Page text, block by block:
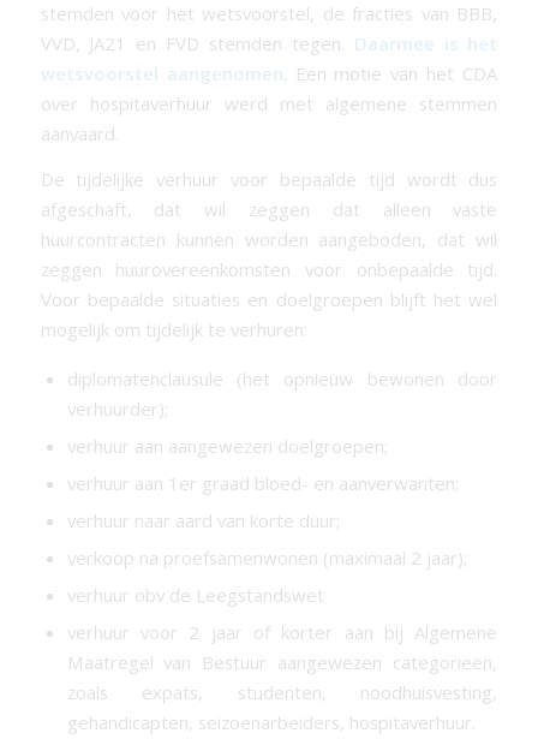
stemden voor het wetsvoorstel, de fracties van BBB,
VVD, JA21 en FVD stemden tegen. Daarmee is het
wetsvoorstel aangenomen. Een motie van het CDA
over hospitaverhuur werd met algemene stemmen
aanvaard.
De tijdelijke verhuur voor bepaalde tijd wordt dus
afgeschaft, dat wil zeggen dat alleen vaste
huurcontracten kunnen worden aangeboden, dat wil
zeggen huurovereenkomsten voor onbepaalde tijd.
Voor bepaalde situaties en doelgroepen blijft het wel
mogelijk om tijdelijk te verhuren:
diplomatenclausule (het opnieuw bewonen door
verhuurder);
verhuur aan aangewezen doelgroepen;
verhuur aan 1er graad bloed- en aanverwanten;
verhuur naar aard van korte duur;
verkoop na proefsamenwonen (maximaal 2 jaar);
verhuur obv de Leegstandswet
verhuur voor 2 jaar of korter aan bij Algemene
Maatregel van Bestuur aangewezen categorieën,
zoals expats, studenten, noodhuisvesting,
gehandicapten, seizoenarbeiders, hospitaverhuur.